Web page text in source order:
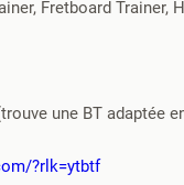
Fretboard Trainer,
une BT adaptée
?rlk=ytbtf